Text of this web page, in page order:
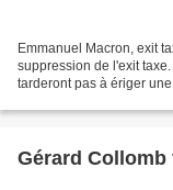
Emmanuel Macron, exit
suppression de l'exit
tarderont pas à ériger
Gérard